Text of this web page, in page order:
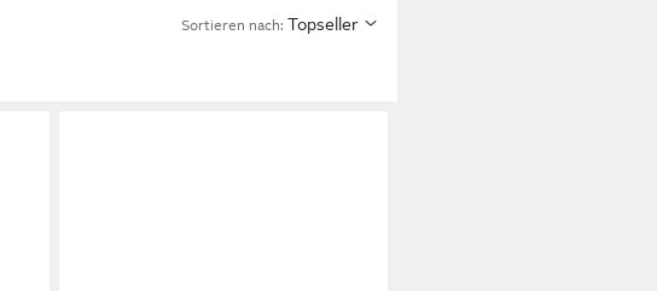
Sortieren nach: Topseller